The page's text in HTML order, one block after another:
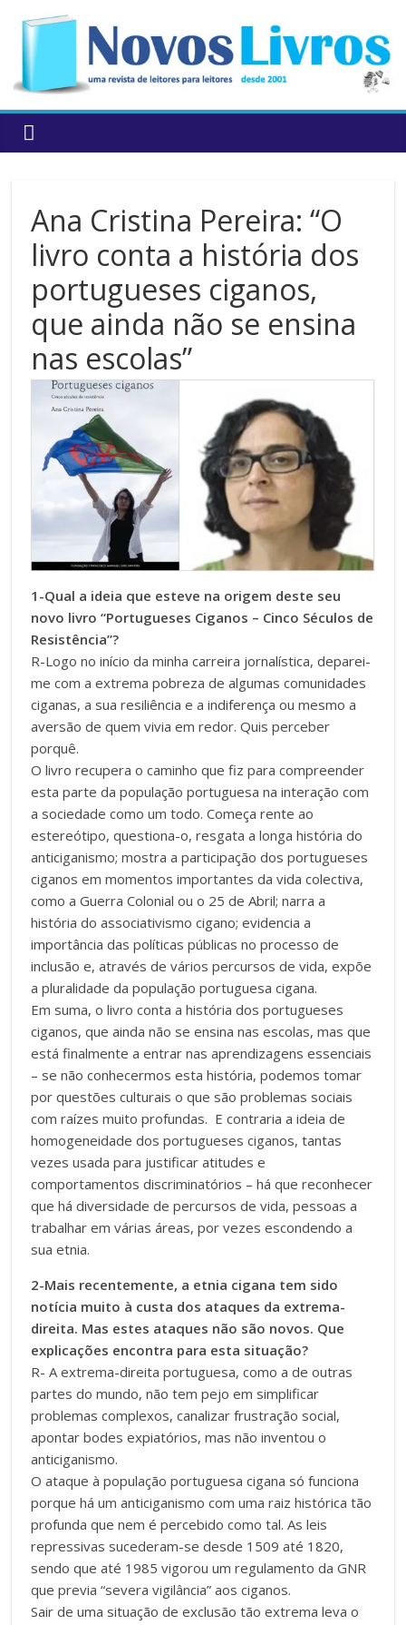
content
Ana Cristina Pereira: “O
livro conta a história dos
portugueses ciganos,
que ainda não se ensina
nas escolas”
1-Qual a ideia que esteve na origem deste seu
novo livro “Portugueses Ciganos – Cinco Séculos de
Resistência”?
R-Logo no início da minha carreira jornalística, deparei-
me com a extrema pobreza de algumas comunidades
ciganas, a sua resiliência e a indiferença ou mesmo a
aversão de quem vivia em redor. Quis perceber
porquê.
O livro recupera o caminho que fiz para compreender
esta parte da população portuguesa na interação com
a sociedade como um todo. Começa rente ao
estereótipo, questiona-o, resgata a longa história do
anticiganismo; mostra a participação dos portugueses
ciganos em momentos importantes da vida colectiva,
como a Guerra Colonial ou o 25 de Abril; narra a
história do associativismo cigano; evidencia a
importância das políticas públicas no processo de
inclusão e, através de vários percursos de vida, expõe
a pluralidade da população portuguesa cigana.
Em suma, o livro conta a história dos portugueses
ciganos, que ainda não se ensina nas escolas, mas que
está finalmente a entrar nas aprendizagens essenciais
– se não conhecermos esta história, podemos tomar
por questões culturais o que são problemas sociais
com raízes muito profundas. E contraria a ideia de
homogeneidade dos portugueses ciganos, tantas
vezes usada para justificar atitudes e
comportamentos discriminatórios – há que reconhecer
que há diversidade de percursos de vida, pessoas a
trabalhar em várias áreas, por vezes escondendo a
sua etnia.
2-Mais recentemente, a etnia cigana tem sido
notícia muito à custa dos ataques da extrema-
direita. Mas estes ataques não são novos. Que
explicações encontra para esta situação?
R- A extrema-direita portuguesa, como a de outras
partes do mundo, não tem pejo em simplificar
problemas complexos, canalizar frustração social,
apontar bodes expiatórios, mas não inventou o
anticiganismo.
O ataque à população portuguesa cigana só funciona
porque há um anticiganismo com uma raiz histórica tão
profunda que nem é percebido como tal. As leis
repressivas sucederam-se desde 1509 até 1820,
sendo que até 1985 vigorou um regulamento da GNR
que previa “severa vigilância” aos ciganos.
Sair de uma situação de exclusão tão extrema leva o